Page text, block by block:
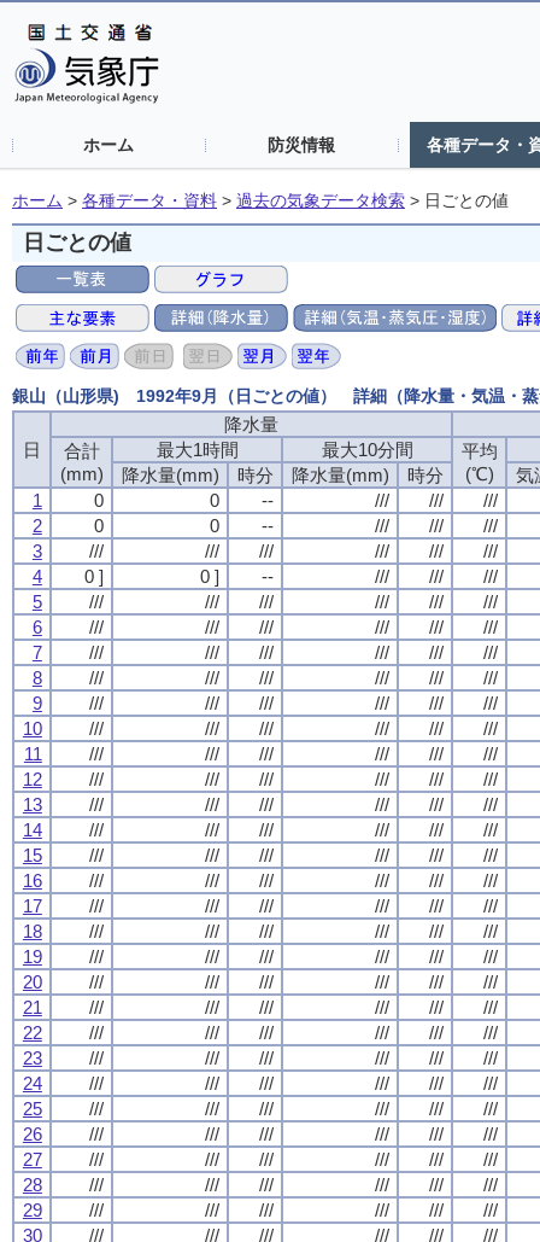
ホーム 防災情報 各種データ・
ホーム > 各種データ・資料 > 過去の気象データ検索 > 日ごとの値
日ごとの値
銀山（山形県) 1992年9月（日ごとの値） 詳細（降水量・気温・蒸
日
降水量
合計
(mm)
最大1時間 最大10分間
平均
(℃)
降水量(mm) 時分 降水量(mm) 時分
気
1
0 0 -- /// ///
///
2
0 0 -- /// ///
///
3
/// /// /// /// ///
///
4
0 ] 0 ] -- /// ///
///
5
/// /// /// /// ///
///
6
/// /// /// /// ///
///
7
/// /// /// /// ///
///
8
/// /// /// /// ///
///
9
/// /// /// /// ///
///
10
/// /// /// /// ///
///
11
/// /// /// /// ///
///
12
/// /// /// /// ///
///
13
/// /// /// /// ///
///
14
/// /// /// /// ///
///
15
/// /// /// /// ///
///
16
/// /// /// /// ///
///
17
/// /// /// /// ///
///
18
/// /// /// /// ///
///
19
/// /// /// /// ///
///
20
/// /// /// /// ///
///
21
/// /// /// /// ///
///
22
/// /// /// /// ///
///
23
/// /// /// /// ///
///
24
/// /// /// /// ///
///
25
/// /// /// /// ///
///
26
/// /// /// /// ///
///
27
/// /// /// /// ///
///
28
/// /// /// /// ///
///
29
/// /// /// /// ///
///
30
/// /// /// /// /// ///